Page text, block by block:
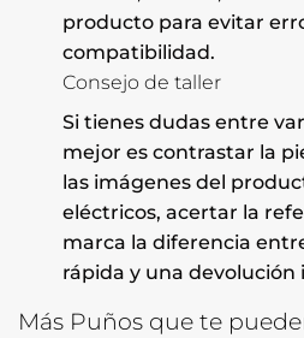
producto para evitar
compatibilidad.
Consejo de taller
Si tienes dudas entre
mejor es contrastar la
las imágenes del
eléctricos, acertar la
marca la diferencia
rápida y una devolución
Más Puños que te